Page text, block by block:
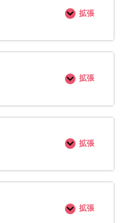
拡張
拡張
拡張
拡張